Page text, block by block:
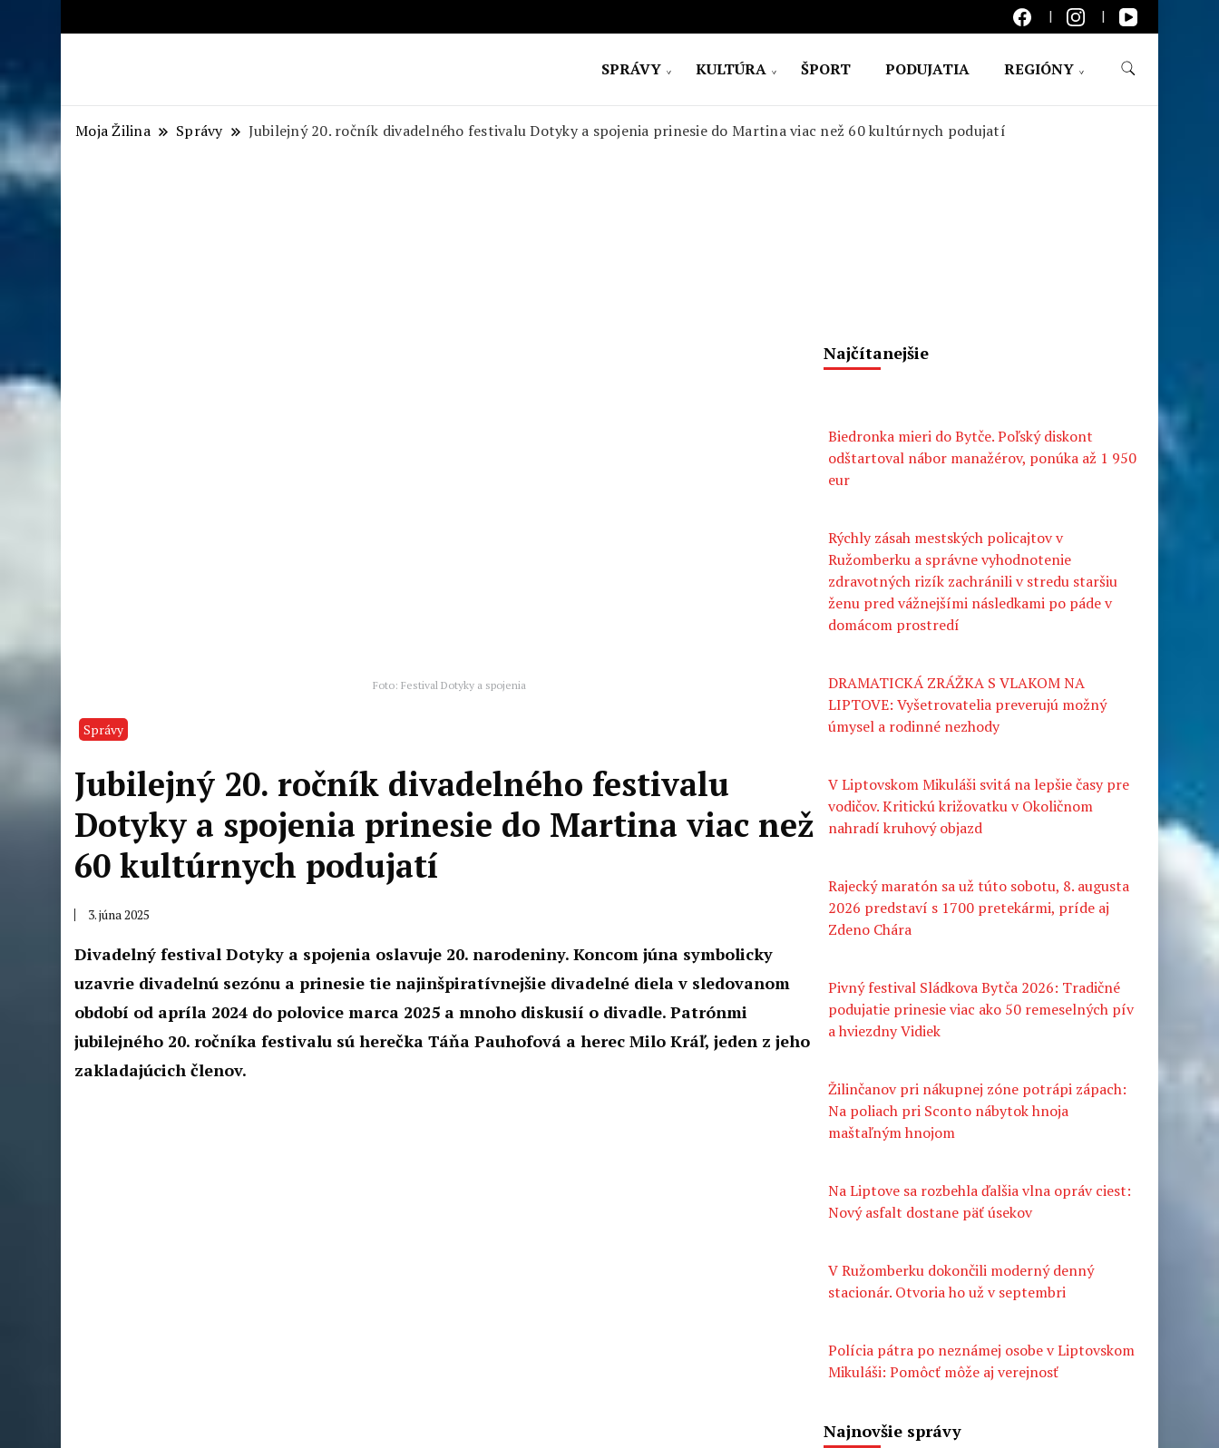
SPRÁVY KULTÚRA ŠPORT PODUJATIA REGIÓNY
Moja Žilina Správy Jubilejný 20. ročník divadelného festivalu Dotyky a spojenia prinesie do Martina viac než 60 kultúrnych podujatí
Foto: Festival Dotyky a spojenia
Správy
Jubilejný 20. ročník divadelného festivalu
Dotyky a spojenia prinesie do Martina viac než
60 kultúrnych podujatí
3. júna 2025
Divadelný festival Dotyky a spojenia oslavuje 20. narodeniny. Koncom júna symbolicky
uzavrie divadelnú sezónu a prinesie tie najinšpiratívnejšie divadelné diela v sledovanom
období od apríla 2024 do polovice marca 2025 a mnoho diskusií o divadle. Patrónmi
jubilejného 20. ročníka festivalu sú herečka Táňa Pauhofová a herec Milo Kráľ, jeden z jeho
zakladajúcich členov.
Najčítanejšie
Biedronka mieri do Bytče. Poľský diskont
odštartoval nábor manažérov, ponúka až 1 950
eur
Rýchly zásah mestských policajtov v
Ružomberku a správne vyhodnotenie
zdravotných rizík zachránili v stredu staršiu
ženu pred vážnejšími následkami po páde v
domácom prostredí
DRAMATICKÁ ZRÁŽKA S VLAKOM NA
LIPTOVE: Vyšetrovatelia preverujú možný
úmysel a rodinné nezhody
V Liptovskom Mikuláši svitá na lepšie časy pre
vodičov. Kritickú križovatku v Okoličnom
nahradí kruhový objazd
Rajecký maratón sa už túto sobotu, 8. augusta
2026 predstaví s 1700 pretekármi, príde aj
Zdeno Chára
Pivný festival Sládkova Bytča 2026: Tradičné
podujatie prinesie viac ako 50 remeselných pív
a hviezdny Vidiek
Žilinčanov pri nákupnej zóne potrápi zápach:
Na poliach pri Sconto nábytok hnoja
maštaľným hnojom
Na Liptove sa rozbehla ďalšia vlna opráv ciest:
Nový asfalt dostane päť úsekov
V Ružomberku dokončili moderný denný
stacionár. Otvoria ho už v septembri
Polícia pátra po neznámej osobe v Liptovskom
Mikuláši: Pomôcť môže aj verejnosť
Najnovšie správy